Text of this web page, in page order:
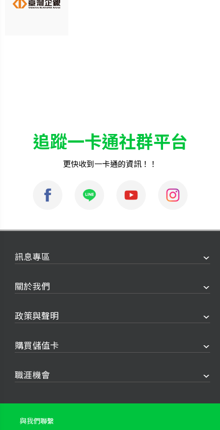
追蹤一卡通社群平台
更快收到一卡通的資訊！！
訊息專區
關於我們
政策與聲明
購買儲值卡
職涯機會
與我們聯繫